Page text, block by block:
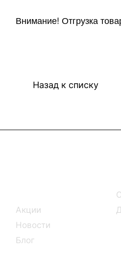
Внимание! Отгрузка
Назад к списку
Акции
Новости
Блог